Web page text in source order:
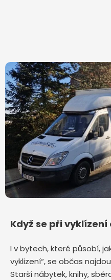
Když se při
I v bytech, které působí,
vyklizení“, se občas
Starší nábytek, knihy,